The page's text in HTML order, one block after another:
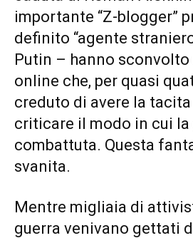
importante “Z-blogger”
definito “agente
Putin – hanno
online che, per quasi
creduto di avere la
criticare il modo in cui la
combattuta. Questa
svanita.
Mentre migliaia di
guerra venivano gettati